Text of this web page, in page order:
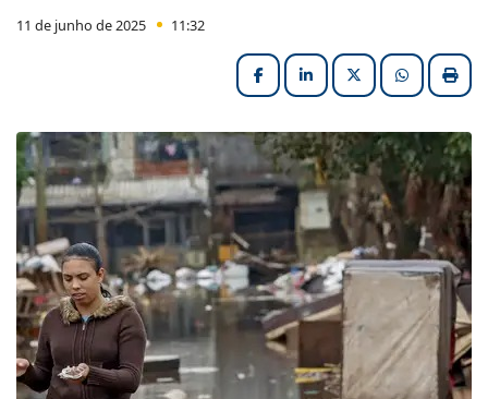
11 de junho de 2025 11:32
FacebookLinkedInX (formerly